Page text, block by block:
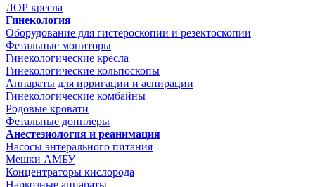
ЛОР кресла
Гинекология
Оборудование для гистероскопии и резектоскопии
Фетальные мониторы
Гинекологические кресла
Гинекологические кольпоскопы
Аппараты для ирригации и аспирации
Гинекологические комбайны
Родовые кровати
Фетальные допплеры
Анестезиология и реанимация
Насосы энтерального питания
Мешки АМБУ
Концентраторы кислорода
Наркозные аппараты